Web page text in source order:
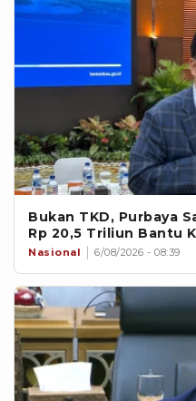
Bukan TKD, Purbaya
Rp 20,5 Triliun Bantu
Nasional 6/08/2026 - 08:39